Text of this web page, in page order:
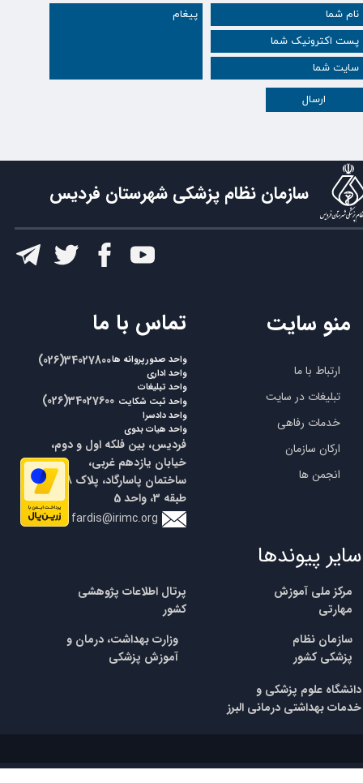
ارسال
سازمان نظام پزشکی شهرستان فردیس
ارتباط با ما
تبلیغات در سایت
خدمات رفاهی
ارکان سازمان
انجمن ها
منو سایت ​تماس با ما
​​(026)34027800
fardis@irimc.org
​​(026)34027600
واحد صدورپروانه ها
واحد اداری
واحد تبلیغات
واحد ثبت شکایت
واحد دادسرا
واحد هیات بدوی
فردیس، بین فلکه اول و دوم،
خیابان یازدهم غربی،
طبقه 3، واحد 5
سایر پیوندها
پرتال اطلاعات پژوهشی
کشور
مرکز ملی آموزش
مهارتی
​سازمان نظام
پزشکیکشور
وزارت بهداشت، درمان و
آموزش پزشکی
​​دانشگاه علوم پزشکی و
خدمات بهداشتی درمانی البرز